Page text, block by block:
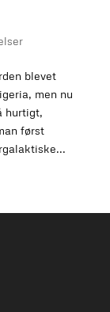
blevet
men nu
hurtigt,
først